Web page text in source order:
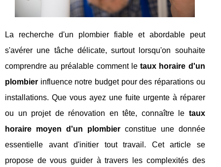
La recherche d'un plombier fiable et abordable peut
s'avérer une tâche délicate, surtout lorsqu'on souhaite
comprendre au préalable comment letaux horaire d'un
plombier influence notre budget pour des réparations ou
installations. Que vous ayez une fuite urgente à réparer
ou un projet de rénovation en tête, connaître le taux
horaire moyen d'un plombierconstitue une donnée
essentielle avant d'initier tout travail. Cet article se
propose de vous guider à travers les complexités des